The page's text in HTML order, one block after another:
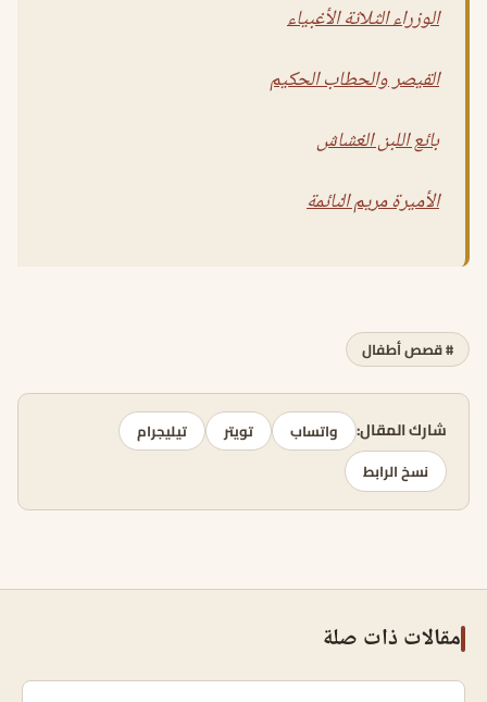
الوزراء الثلاثة الأغبياء
القيصر والحطاب الحكيم
بائع اللبن الغشاش
الأميرة مريم النائمة
# قصص أطفال
شارك المقال: واتساب تويتر
تيليجرام
نسخ الرابط
مقالات ذات صلة